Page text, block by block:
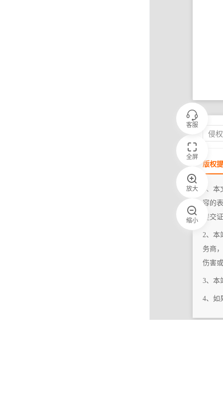
客服
全屏
放大
缩小
侵
版权
1、
容的
提交
2、本
务商
伤害
3、本
4、如